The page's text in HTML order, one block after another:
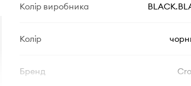
Колір виробника
Колір
Бренд